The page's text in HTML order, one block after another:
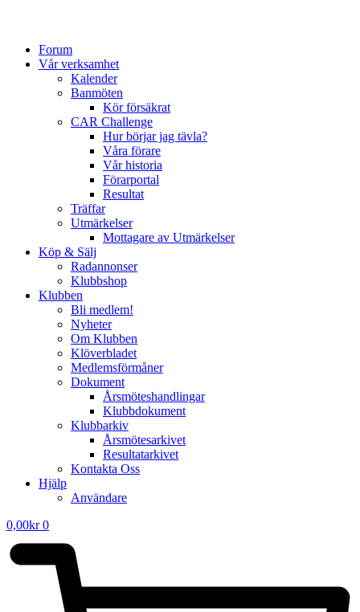
Forum
Vår verksamhet
Kalender
Banmöten
Kör försäkrat
CAR Challenge
Hur börjar jag tävla?
Våra förare
Vår historia
Förarportal
Resultat
Träffar
Utmärkelser
Mottagare av Utmärkelser
Köp & Sälj
Radannonser
Klubbshop
Klubben
Bli medlem!
Nyheter
Om Klubben
Klöverbladet
Medlemsförmåner
Dokument
Årsmöteshandlingar
Klubbdokument
Klubbarkiv
Årsmötesarkivet
Resultatarkivet
Kontakta Oss
Hjälp
Användare
0,00kr 0